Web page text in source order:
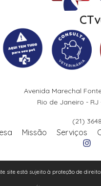
Avenida Marechal
Rio de Janeiro - RJ
(21)
Missão Serviços
site está sujeito à proteção de